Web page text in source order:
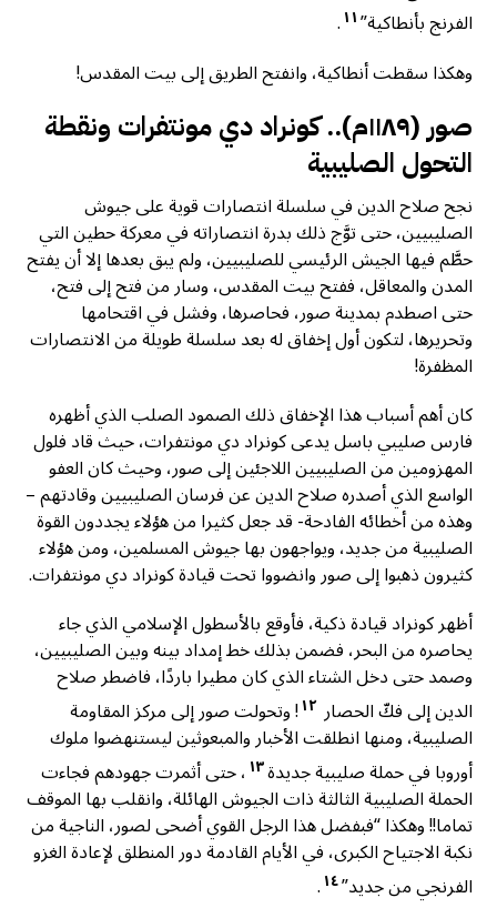
الفرنج بأنطاكية”١١.
وهكذا سقطت أنطاكية، وانفتح الطريق إلى بيت المقدس!
صور (١١٨٩م).. كونراد دي مونتفرات ونقطة
التحول الصليبية
نجح صلاح الدين في سلسلة انتصارات قوية على جيوش
الصليبيين، حتى توَّج ذلك بدرة انتصاراته في معركة حطين التي
حطَّم فيها الجيش الرئيسي للصليبيين، ولم يبق بعدها إلا أن يفتح
المدن والمعاقل، ففتح بيت المقدس، وسار من فتح إلى فتح،
حتى اصطدم بمدينة صور، فحاصرها، وفشل في اقتحامها
وتحريرها، لتكون أول إخفاق له بعد سلسلة طويلة من الانتصارات
المظفرة!
كان أهم أسباب هذا الإخفاق ذلك الصمود الصلب الذي أظهره
فارس صليبي باسل يدعى كونراد دي مونتفرات، حيث قاد فلول
المهزومين من الصليبيين اللاجئين إلى صور، وحيث كان العفو
الواسع الذي أصدره صلاح الدين عن فرسان الصليبيين وقادتهم –
وهذه من أخطائه الفادحة- قد جعل كثيرا من هؤلاء يجددون القوة
الصليبية من جديد، ويواجهون بها جيوش المسلمين، ومن هؤلاء
كثيرون ذهبوا إلى صور وانضووا تحت قيادة كونراد دي مونتفرات.
أظهر كونراد قيادة ذكية، فأوقع بالأسطول الإسلامي الذي جاء
يحاصره من البحر، فضمن بذلك خط إمداد بينه وبين الصليبيين،
وصمد حتى دخل الشتاء الذي كان مطيرا باردًا، فاضطر صلاح
الدين إلى فكّ الحصار ١٢! وتحولت صور إلى مركز المقاومة
الصليبية، ومنها انطلقت الأخبار والمبعوثين ليستنهضوا ملوك
أوروبا في حملة صليبية جديدة١٣ ، حتى أثمرت جهودهم فجاءت
الحملة الصليبية الثالثة ذات الجيوش الهائلة، وانقلب بها الموقف
تماما!! وهكذا “فبفضل هذا الرجل القوي أضحى لصور، الناجية من
نكبة الاجتياح الكبرى، في الأيام القادمة دور المنطلق لإعادة الغزو
الفرنجي من جديد”١٤.